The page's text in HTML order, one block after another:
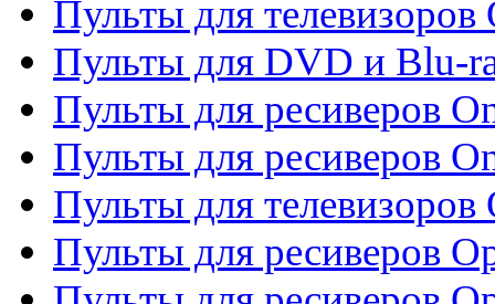
Пульты для телевизоров
Пульты для DVD и Blu-
Пульты для ресиверов
Пульты для ресиверов
Пульты для телевизоров
Пульты для ресиверов